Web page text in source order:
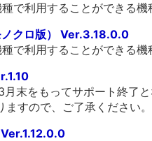
で利用することができる
ノクロ版） Ver.3.18.0.0
で利用することができる
末をもってサポート終了
すので、ご了承ください。